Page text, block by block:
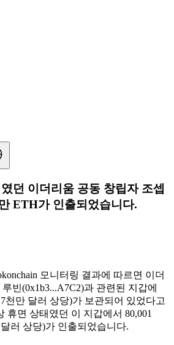
던 이더리움 공동 창립자 조셉
ETH가 인출되었습니다.
모니터링 결과에 따르면 이더
빈(0x1b3...A7C2)과 관련된 지갑에
천만 달러 상당)가 보관되어 있었다고
휴면 상태였던 이 지갑에서 80,001
러 상당)가 인출되었습니다.